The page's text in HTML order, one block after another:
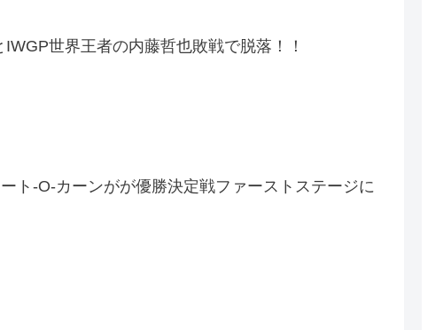
世界王者の内藤哲也敗戦で脱落！！
ト-O-カーンがが優勝決定戦ファーストステージに